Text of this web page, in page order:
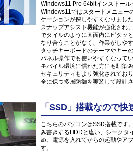
Windows11 Pro 64bitインストール
Windows11ではスタートメニュー
ケーションが探しやすくなりました
スナップアシスト機能が強化され
でタイルのように画面内にピタッ
なり合うことがなく、作業がしやす
タッチキーボードのテーマやキー
パネル操作でも使いやすくなってい
モバイル環境に慣れた方にも馴染
セキュリティもより強化されてお
全に保つ多層防御を実装して設計さ
「SSD」搭載なので
こちらのパソコンはSSD搭載です
み書きするHDDと違い、シークタ
め、電源を入れてからの起動やア
す。